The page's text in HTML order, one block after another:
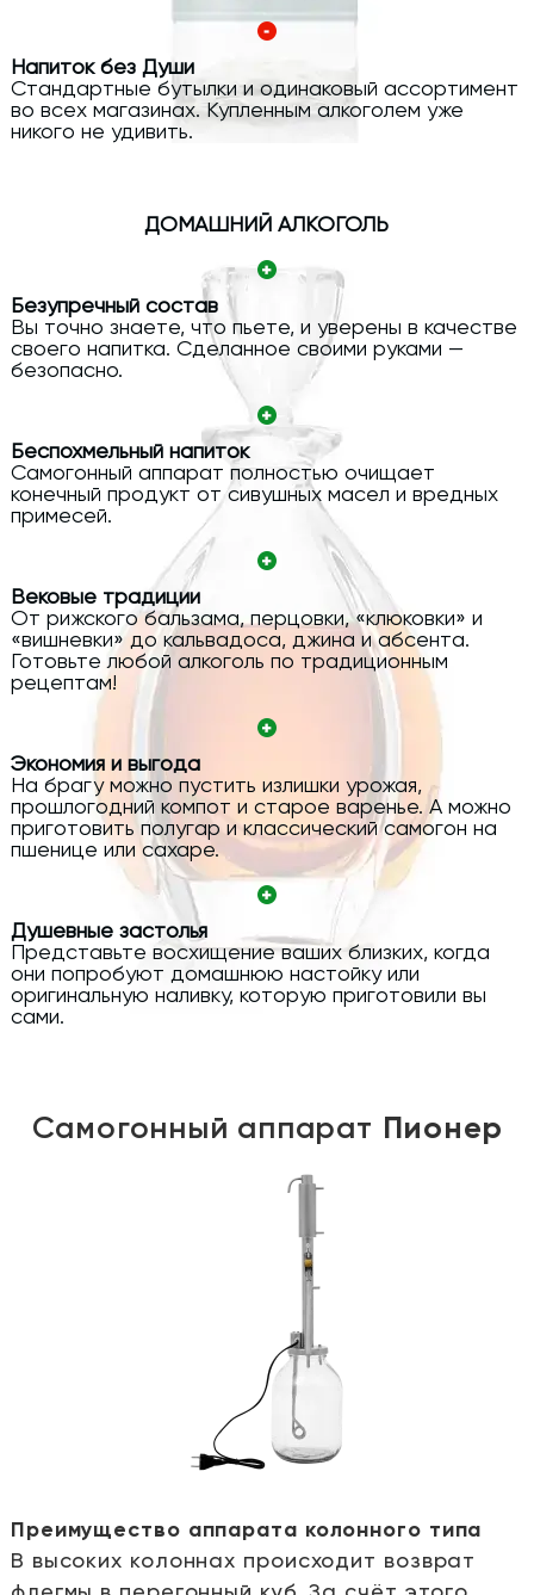
Напиток без Души
Стандартные бутылки и одинаковый ассортимент
во всех магазинах. Купленным алкоголем уже
никого не удивить.
ДОМАШНИЙ АЛКОГОЛЬ
Безупречный состав
Вы точно знаете, что пьете, и уверены в качестве
своего напитка. Сделанное своими руками —
безопасно.
Беспохмельный напиток
Самогонный аппарат полностью очищает
конечный продукт от сивушных масел и вредных
примесей.
Вековые традиции
От рижского бальзама, перцовки, «клюковки» и
«вишневки» до кальвадоса, джина и абсента.
Готовьте любой алкоголь по традиционным
рецептам!
Экономия и выгода
На брагу можно пустить излишки урожая,
прошлогодний компот и старое варенье. А можно
приготовить полугар и классический самогон на
пшенице или сахаре.
Душевные застолья
Представьте восхищение ваших близких, когда
они попробуют домашнюю настойку или
оригинальную наливку, которую приготовили вы
сами.
Самогонный аппарат Пионер
Преимущество аппарата колонного типа
В высоких колоннах происходит возврат